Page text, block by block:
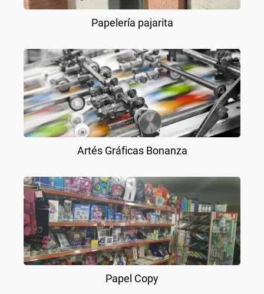
Papelería pajarita
Artés Gráficas Bonanza
Papel Copy